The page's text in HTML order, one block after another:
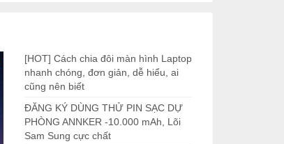
[HOT] Cách chia đôi màn hình Laptop
nhanh chóng, đơn giản, dễ hiểu, ai
cũng nên biết
ĐĂNG KÝ DÙNG THỬ PIN SẠC DỰ
PHÒNG ANNKER -10.000 mAh, Lõi
Sam Sung cực chất